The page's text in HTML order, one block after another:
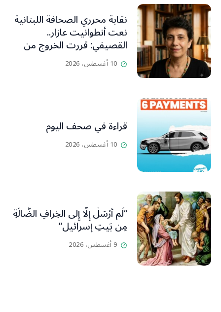
نقابة محرري الصحافة اللبنانية
نعت أنطوانيت عازار..
القصيفي: قررت الخروج من
عزلتها والإنطلاق إلى عالم
أفضل ينسيها ما سامته من
10 أغسطس، 2026
قراءة في صحف اليوم
10 أغسطس، 2026
“لَم أُرْسَلْ إِلَّا إِلى الخِرافِ الضَّالَّةِ
مِن بَيتِ إسرائيل”
9 أغسطس، 2026